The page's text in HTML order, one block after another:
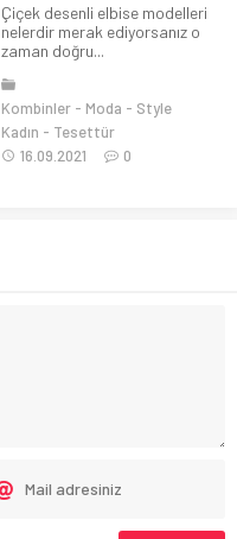
Çiçek desenli elbise modelleri
nelerdir merak ediyorsanız o
zaman doğru...
Kombinler Moda
Style
Kadın
Tesettür
16.09.2021
0